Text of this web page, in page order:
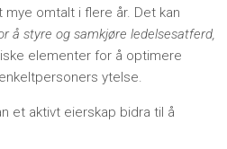
omtalt i flere år. Det kan
å styre og samkjøre ledelsesatferd,
elementer for å optimere
ytelse.
et aktivt eierskap bidra til å